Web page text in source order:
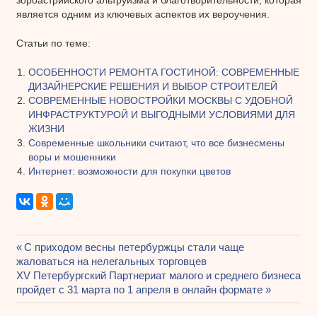
является одним из ключевых аспектов их вероучения.
Статьи по теме:
ОСОБЕННОСТИ РЕМОНТА ГОСТИНОЙ: СОВРЕМЕННЫЕ
ДИЗАЙНЕРСКИЕ РЕШЕНИЯ И ВЫБОР СТРОИТЕЛЕЙ
СОВРЕМЕННЫЕ НОВОСТРОЙКИ МОСКВЫ С УДОБНОЙ
ИНФРАСТРУКТУРОЙ И ВЫГОДНЫМИ УСЛОВИЯМИ ДЛЯ
ЖИЗНИ
Современные школьники считают, что все бизнесмены
воры и мошенники
Интернет: возможности для покупки цветов
Навигация
по
записям
Предыдущая
запись:
С приходом весны петербуржцы стали чаще
жаловаться на нелегальных торговцев
Следующая
запись:
XV Петербургский Партнериат малого и среднего бизнеса
пройдет с 31 марта по 1 апреля в онлайн формате